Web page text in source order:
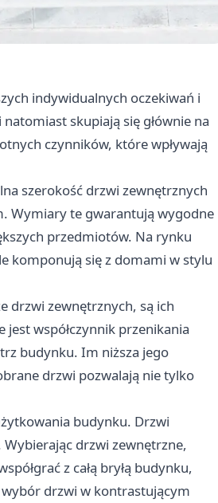
indywidualnych oczekiwań i
skupiają się głównie na
czynników, które wpływają
szerokość drzwi zewnętrznych
Wymiary te gwarantują wygodne
przedmiotów. Na rynku
komponują się z domami w stylu
drzwi zewnętrznych, są ich
współczynnik przenikania
budynku. Im niższa jego
drzwi pozwalają nie tylko
budynku. Drzwi
drzwi zewnętrzne,
z całą bryłą budynku,
drzwi w kontrastującym